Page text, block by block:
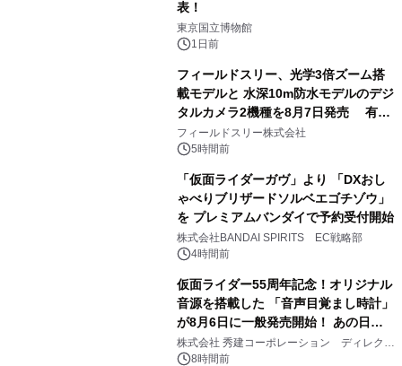
表！
東京国立博物館
1日前
フィールドスリー、光学3倍ズーム搭
載モデルと 水深10m防水モデルのデジ
タルカメラ2機種を8月7日発売 有効
約1300万画素、用途別に選べるコンデ
ジ新登場
フィールドスリー株式会社
5時間前
「仮面ライダーガヴ」より 「DXおし
ゃべりブリザードソルベエゴチゾウ」
を プレミアムバンダイで予約受付開始
株式会社BANDAI SPIRITS EC戦略部
4時間前
仮面ライダー55周年記念！オリジナル
音源を搭載した 「音声目覚まし時計」
が8月6日に一般発売開始！ あの日の
大興奮が今甦る
株式会社 秀建コーポレーション ディレクト
アートギャラリー
8時間前